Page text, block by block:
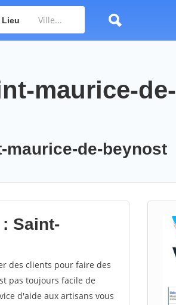
Lieu
maurice-de-
de-beynost
Saint-
des clients pour faire des
pas toujours facile de
d'aide aux artisans vous